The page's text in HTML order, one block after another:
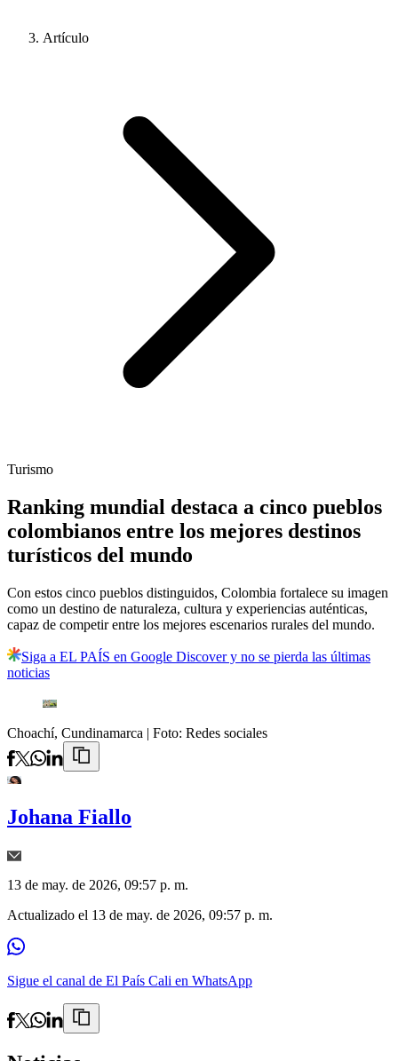
Artículo
Turismo
Ranking mundial destaca a cinco pueblos
colombianos entre los mejores destinos
turísticos del mundo
Con estos cinco pueblos distinguidos, Colombia fortalece su imagen
como un destino de naturaleza, cultura y experiencias auténticas,
capaz de competir entre los mejores escenarios rurales del mundo.
Siga a EL PAÍS en Google Discover y no se pierda las últimas
noticias
Choachí, Cundinamarca | Foto: Redes sociales
Johana Fiallo
13 de may. de 2026, 09:57 p. m.
Actualizado el 13 de may. de 2026, 09:57 p. m.
Sigue el canal de El País Cali en WhatsApp